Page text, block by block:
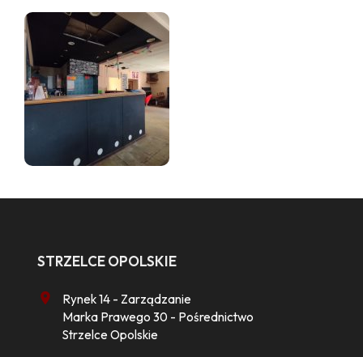
STRZELCE OPOLSKIE
Rynek 14 - Zarządzanie
Marka Prawego 30 - Pośrednictwo
Strzelce Opolskie